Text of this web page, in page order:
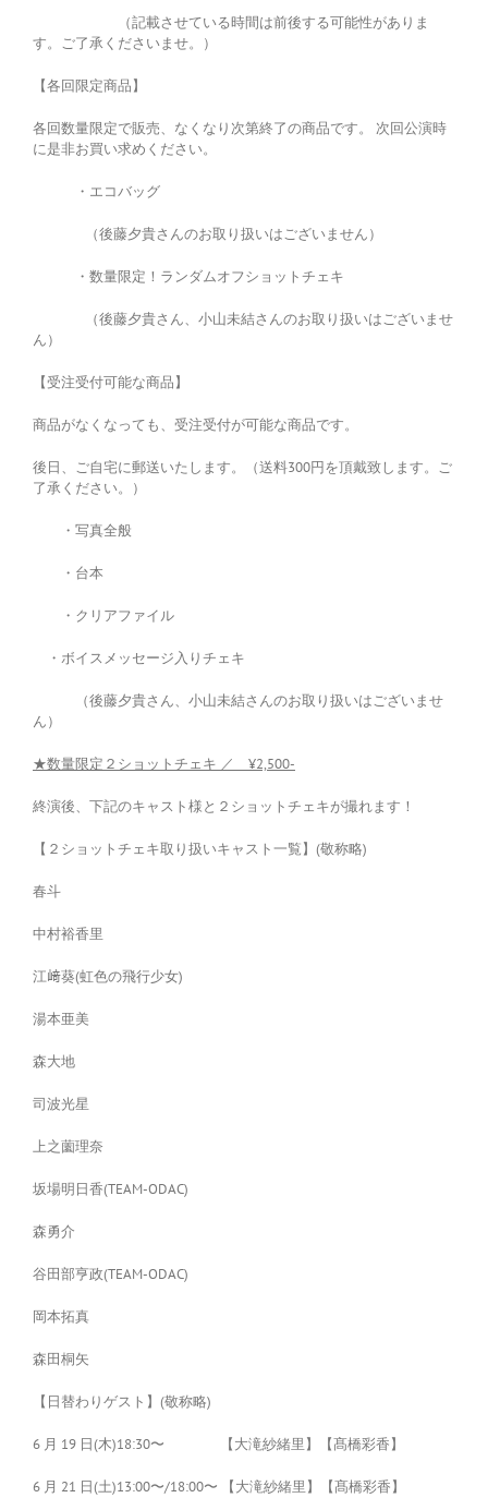
（記載させている時間は前後する可能性がありま
す。ご了承くださいませ。）
【各回限定商品】
各回数量限定で販売、なくなり次第終了の商品です。 次回公演時
に是非お買い求めください。
・エコバッグ
（後藤夕貴さんのお取り扱いはございません）
・数量限定！ランダムオフショットチェキ
（後藤夕貴さん、小山未結さんのお取り扱いはございませ
ん）
【受注受付可能な商品】
商品がなくなっても、受注受付が可能な商品です。
後日、ご自宅に郵送いたします。（送料300円を頂戴致します。ご
了承ください。）
・写真全般
・台本
・クリアファイル
・ボイスメッセージ入りチェキ
（後藤夕貴さん、小山未結さんのお取り扱いはございませ
ん）
★数量限定２ショットチェキ ／ ¥2,500-
終演後、下記のキャスト様と２ショットチェキが撮れます！
【２ショットチェキ取り扱いキャスト一覧】(敬称略)
春斗
中村裕香里
江﨑葵(虹色の飛行少女)
湯本亜美
森大地
司波光星
上之薗理奈
坂場明日香(TEAM-ODAC)
森勇介
谷田部亨政(TEAM-ODAC)
岡本拓真
森田桐矢
【日替わりゲスト】(敬称略)
6 月 19 日(木)18:30〜 【大滝紗緒里】【髙橋彩香】
6 月 21 日(土)13:00〜/18:00〜 【大滝紗緒里】【髙橋彩香】